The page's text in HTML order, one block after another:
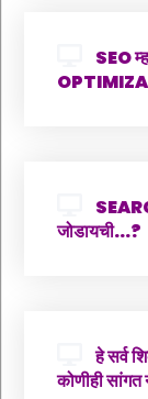
SEO
जोडायची...?
हे सर्व
कोणीही सांगत